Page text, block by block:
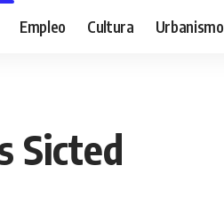
Empleo Cultura Urbanismo
Sicted